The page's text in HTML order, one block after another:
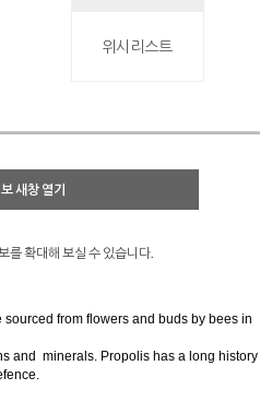
위시리스트
새창 열기
를 확대해 보실 수 있습니다.
from flowers and buds by bees in
and minerals. Propolis has a long history